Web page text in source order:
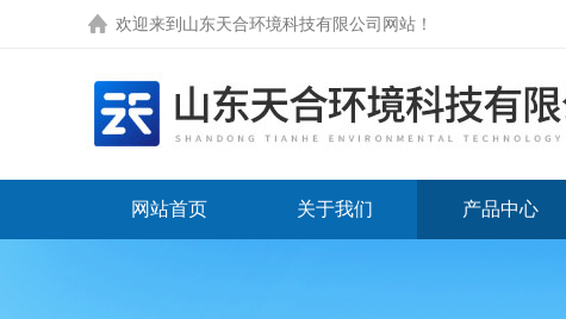
欢迎来到 山东天合环境科技有限公司网站 ！
网站首页 关于我们 产品中心